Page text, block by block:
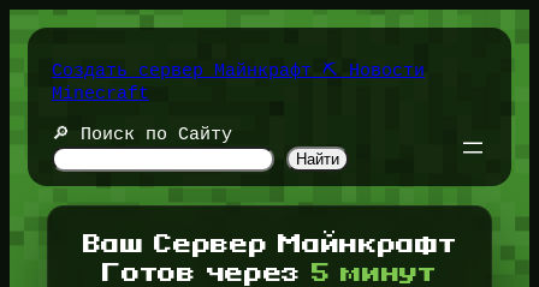
Перейти
содержимому
Создать сервер Майнкрафт ⛏️ Новости
Minecraft
🔎 Поиск по Сайту
Найти
Ваш Сервер Майнкрафт
Готов через 5 минут